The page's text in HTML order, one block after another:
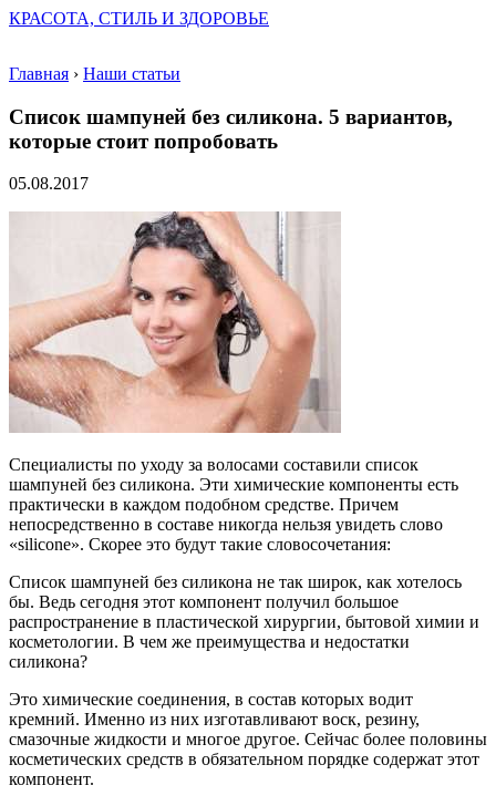
КРАСОТА, СТИЛЬ И ЗДОРОВЬЕ
Главная › Наши статьи
Список шампуней без силикона. 5 вариантов,
которые стоит попробовать
05.08.2017
Специалисты по уходу за волосами составили список
шампуней без силикона. Эти химические компоненты есть
практически в каждом подобном средстве. Причем
непосредственно в составе никогда нельзя увидеть слово
«silicone». Скорее это будут такие словосочетания:
Список шампуней без силикона не так широк, как хотелось
бы. Ведь сегодня этот компонент получил большое
распространение в пластической хирургии, бытовой химии и
косметологии. В чем же преимущества и недостатки
силикона?
Это химические соединения, в состав которых водит
кремний. Именно из них изготавливают воск, резину,
смазочные жидкости и многое другое. Сейчас более половины
косметических средств в обязательном порядке содержат этот
компонент.